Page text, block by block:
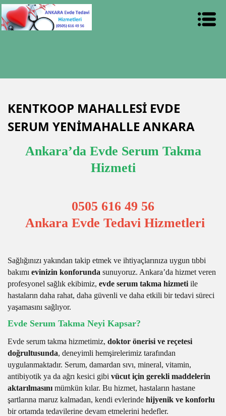
KENTKOOP MAHALLESİ EVDE
SERUM YENİMAHALLE ANKARA
Ankara’da Evde Serum Takma
Hizmeti
0505 616 49 56
Ankara Evde Tedavi Hizmetleri
Sağlığınızı yakından takip etmek ve ihtiyaçlarınıza uygun tıbbi
bakımı evinizin konforunda sunuyoruz. Ankara’da hizmet veren
profesyonel sağlık ekibimiz, evde serum takma hizmeti ile
hastaların daha rahat, daha güvenli ve daha etkili bir tedavi süreci
yaşamasını sağlıyor.
Evde Serum Takma Neyi Kapsar?
Evde serum takma hizmetimiz, doktor önerisi ve reçetesi
doğrultusunda, deneyimli hemşirelerimiz tarafından
uygulanmaktadır. Serum, damardan sıvı, mineral, vitamin,
antibiyotik ya da ağrı kesici gibi vücut için gerekli maddelerin
aktarılmasını mümkün kılar. Bu hizmet, hastaların hastane
şartlarına maruz kalmadan, kendi evlerinde hijyenik ve konforlu
bir ortamda tedavilerine devam etmelerini hedefler.